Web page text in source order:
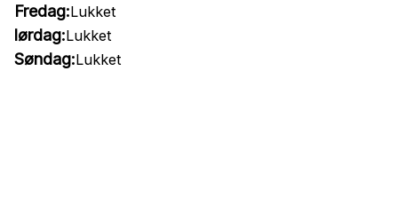
Fredag:Lukket
lørdag:Lukket
Søndag:Lukket